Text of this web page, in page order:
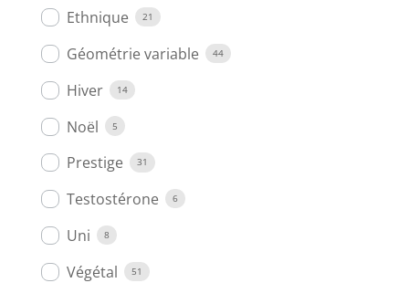
Ethnique 21
Géométrie variable 44
Hiver 14
Noël 5
Prestige 31
Testostérone 6
Uni 8
Végétal 51